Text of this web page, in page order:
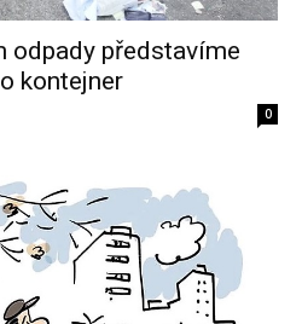
odpady představíme
kontejner
0